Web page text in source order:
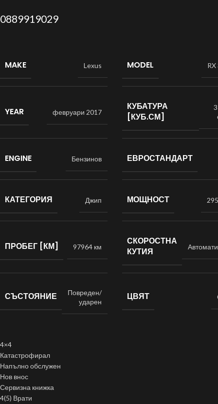
0889919029
MAKE Lexus MODEL
YEAR февруари 2017
КУБАТУРА
[КУБ.СМ]
ENGINE Бензинов ЕВРОСТАНДАРТ
КАТЕГОРИЯ Джип МОЩНОСТ
ПРОБЕГ [КМ] 97964 км
СКОРОСТНА
КУТИЯ
СЪСТОЯНИЕ
Повреден/
ударен
ЦВЯТ
4×4
Катастрофирал
Напълно обслужен
Нов внос
Сервизна книжка
4(5) Врати